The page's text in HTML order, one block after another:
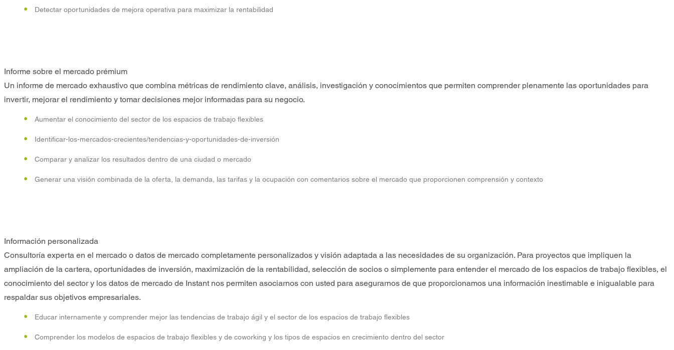
Detectar oportunidades de mejora operativa para maximizar la rentabilidad
Informe sobre el mercado prémium
Un informe de mercado exhaustivo que combina métricas de rendimiento clave, análisis, investigación y conocimientos que permiten comprender plenamente las oportunidades para
invertir, mejorar el rendimiento y tomar decisiones mejor informadas para su negocio.
Aumentar el conocimiento del sector de los espacios de trabajo flexibles
Identificar-los-mercados-crecientes/tendencias-y-oportunidades-de-inversión
Comparar y analizar los resultados dentro de una ciudad o mercado
Generar una visión combinada de la oferta, la demanda, las tarifas y la ocupación con comentarios sobre el mercado que proporcionen comprensión y contexto
Información personalizada
Consultoría experta en el mercado o datos de mercado completamente personalizados y visión adaptada a las necesidades de su organización. Para proyectos que impliquen la
ampliación de la cartera, oportunidades de inversión, maximización de la rentabilidad, selección de socios o simplemente para entender el mercado de los espacios de trabajo flexibles, el
conocimiento del sector y los datos de mercado de Instant nos permiten asociarnos con usted para asegurarnos de que proporcionamos una información inestimable e inigualable para
respaldar sus objetivos empresariales.
Educar internamente y comprender mejor las tendencias de trabajo ágil y el sector de los espacios de trabajo flexibles
Comprender los modelos de espacios de trabajo flexibles y de coworking y los tipos de espacios en crecimiento dentro del sector